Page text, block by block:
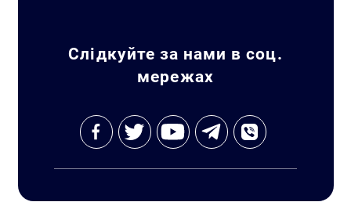
Слідкуйте за нами в соц.
мережах